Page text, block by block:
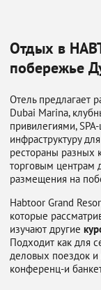
Отдых в
побережье
Отель предлагает
Dubai Marina,
привилегиями,
инфраструктуру
рестораны разных
торговым центрам
размещения на
Habtoor Grand
которые
изучают другие
Подходит как для
деловых поездок
конференц-и